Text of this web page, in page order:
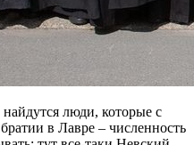
люди, которые с
в Лавре – численность